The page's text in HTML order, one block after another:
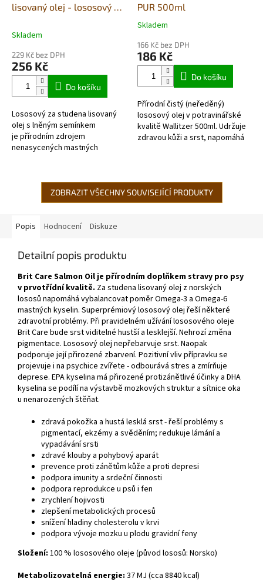
lisovaný olej - lososový a
Skladem
229 Kč bez DPH
256 Kč
Do košíku
Lososový za studena lisovaný
olej s lněným semínkem
je přírodním zdrojem
nenasycených mastných
obohacení krmné dávky o
esenciální...
PUR 500ml
Průměrné
produktu
je
hvězdiček.
Skladem
166 Kč bez DPH
186 Kč
Do košíku
Přírodní čistý (neředěný)
lososový olej v potravinářské
kvalitě Wallitzer 500ml. Udržuje
zdravou kůži a srst, napomáhá
ZOBRAZIT VŠECHNY SOUVISEJÍCÍ PRODUKTY
Popis Hodnocení Diskuze
Detailní popis produktu
Brit Care Salmon Oil je přírodním doplňkem stravy pro psy
v prvotřídní kvalitě. Za studena lisovaný olej z norských
lososů napomáhá vybalancovat poměr Omega-3 a Omega-6
mastných kyselin. Superprémiový lososový olej řeší některé
zdravotní problémy. Při pravidelném užívání lososového oleje
Brit Care bude srst viditelné hustší a lesklejší. Nehrozí změna
pigmentace. Lososový olej nepřebarvuje srst. Naopak
podporuje její přirozené zbarvení. Pozitivní vliv přípravku se
projevuje i na psychice zvířete - odbourává stres a zmírňuje
deprese. EPA kyselina má přirozené protizánětlivé účinky a DHA
kyselina se podílí na výstavbě mozkových struktur a sítnice oka
u nenarozených štěňat.
zdravá pokožka a hustá lesklá srst - řeší problémy s
pigmentací, ekzémy a svěděním; redukuje lámání a
vypadávání srsti
zdravé klouby a pohybový aparát
prevence proti zánětům kůže a proti depresi
podpora imunity a srdeční činnosti
podpora reprodukce u psů i fen
zrychlení hojivosti
zlepšení metabolických procesů
snížení hladiny cholesterolu v krvi
podpora vývoje mozku u plodu gravidní feny
Složení: 100 % lososového oleje (původ lososů: Norsko)
Metabolizovatelná energie: 37 MJ (cca 8840 kcal)